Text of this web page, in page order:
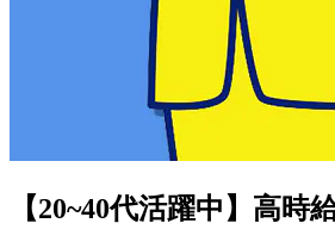
【20~40代活躍中】高